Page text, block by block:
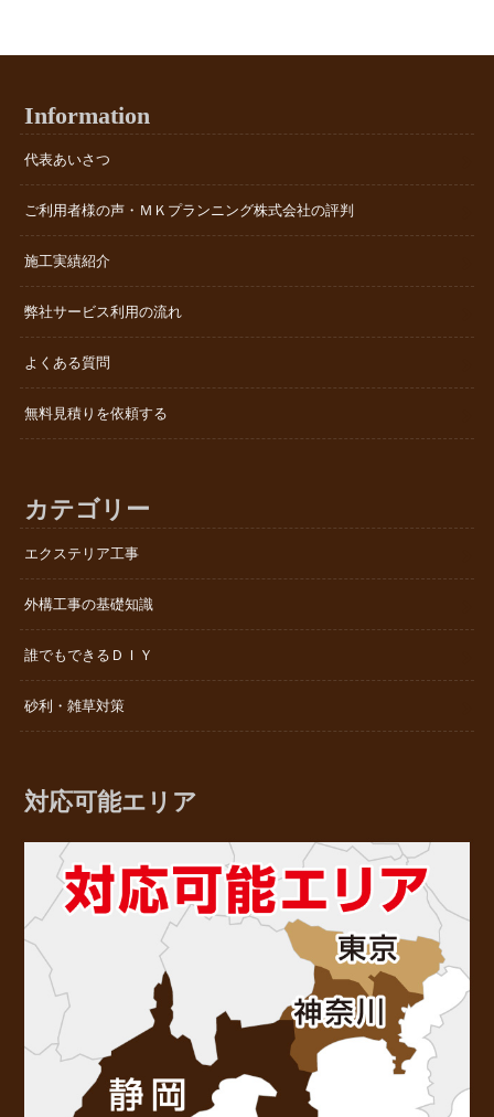
Information
代表あいさつ
ご利用者様の声・ＭＫプランニング株式会社の評判
施工実績紹介
弊社サービス利用の流れ
よくある質問
無料見積りを依頼する
カテゴリー
エクステリア工事
外構工事の基礎知識
誰でもできるＤＩＹ
砂利・雑草対策
対応可能エリア